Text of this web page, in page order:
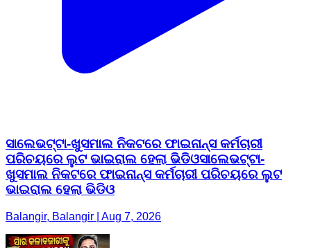
ସାଲେଭଟ୍ଟା-ଖୁସମାଲ ନିକଟରେ ଫାଇନାନ୍ସ କର୍ମଚାରୀ
ପରିଚୟରେ ଲୁଟ ଭାଇରାଲ ହେଲା ଭିଡିଓସାଲେଭଟ୍ଟା-
ଖୁସମାଲ ନିକଟରେ ଫାଇନାନ୍ସ କର୍ମଚାରୀ ପରିଚୟରେ ଲୁଟ
ଭାଇରାଲ ହେଲା ଭିଡିଓ
Balangir, Balangir | Aug 7, 2026